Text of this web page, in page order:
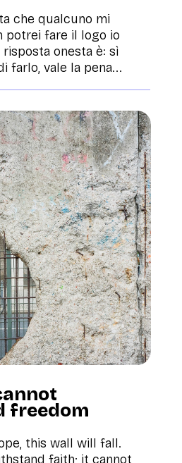
che qualcuno mi
potrei fare il logo io
risposta onesta è: sì
farlo, vale la pena...
freedom
this wall will fall.
faith; it cannot